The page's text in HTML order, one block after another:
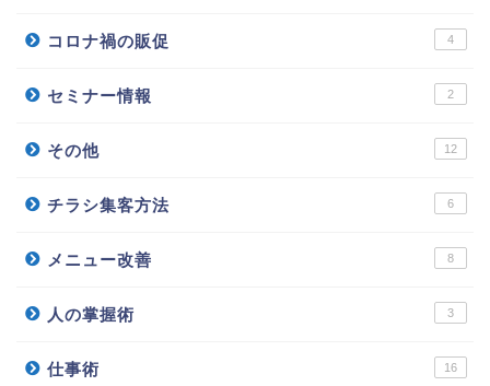
コロナ禍の販促 4
セミナー情報 2
その他 12
チラシ集客方法 6
メニュー改善 8
人の掌握術 3
仕事術 16